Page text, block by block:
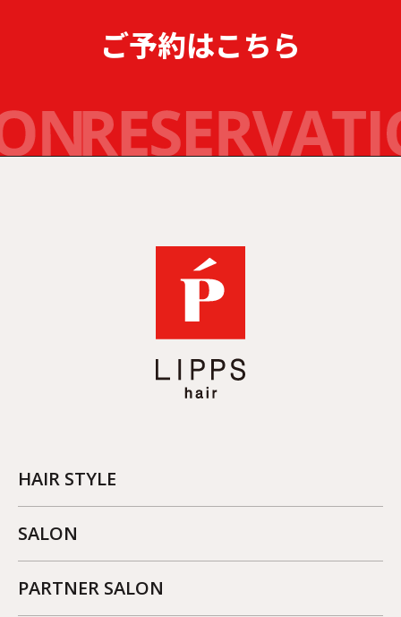
ご予約はこちら
HAIR STYLE
SALON
PARTNER SALON